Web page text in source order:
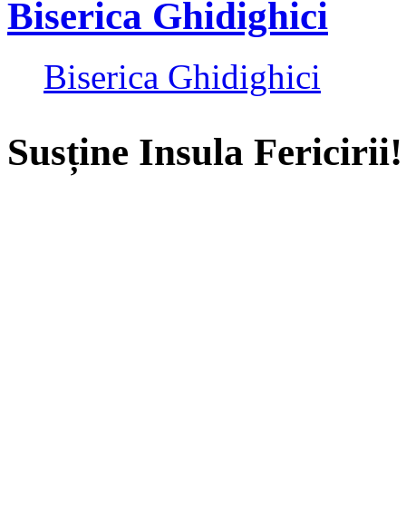
Biserica Ghidighici
Biserica Ghidighici
Susține Insula Fericirii!